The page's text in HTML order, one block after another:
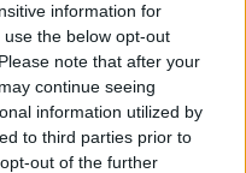
information for
the below opt-out
note that after your
continue seeing
information utilized by
to third parties prior to
out of the further
να βάζετε στο
να βάλετε στο